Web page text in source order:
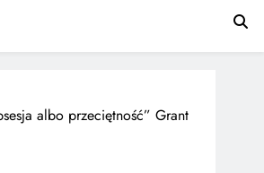
Życiu
albo przeciętność” Grant